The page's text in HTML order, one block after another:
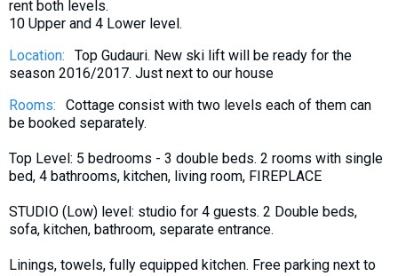
rent both levels.
10 Upper and 4 Lower level.
Location:
Top Gudauri. New ski lift will be ready for the
season 2016/2017. Just next to our house
Rooms:
Cottage consist with two levels each of them can
be booked separately.
Top Level: 5 bedrooms - 3 double beds. 2 rooms with single
bed, 4 bathrooms, kitchen, living room, FIREPLACE
STUDIO (Low) level: studio for 4 guests. 2 Double beds,
sofa, kitchen, bathroom, separate entrance.
Linings, towels, fully equipped kitchen. Free parking next to
Cottages
Hotels
% Hot deals
Long term rent
Kazbegi
Other
GEORGIA
About Georgia
Visas